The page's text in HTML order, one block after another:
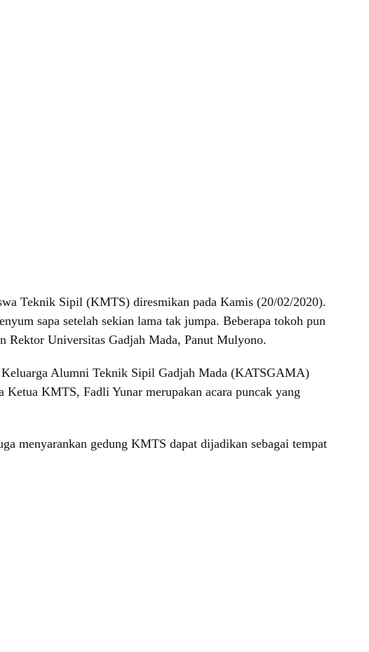
Teknik Sipil (KMTS) diresmikan pada Kamis (20/02/2020).
sapa setelah sekian lama tak jumpa. Beberapa tokoh pun
Rektor Universitas Gadjah Mada, Panut Mulyono.
Keluarga Alumni Teknik Sipil Gadjah Mada (KATSGAMA)
KMTS, Fadli Yunar merupakan acara puncak yang
menyarankan gedung KMTS dapat dijadikan sebagai tempat